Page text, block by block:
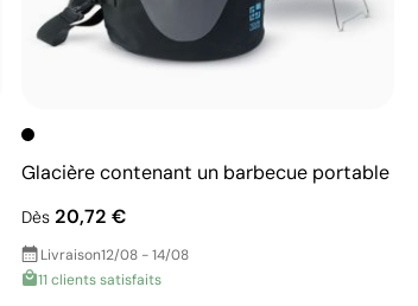
Glacière contenant un barbecue portable
Dès 20,72 €
Livraison12/08 - 14/08
11 clients satisfaits